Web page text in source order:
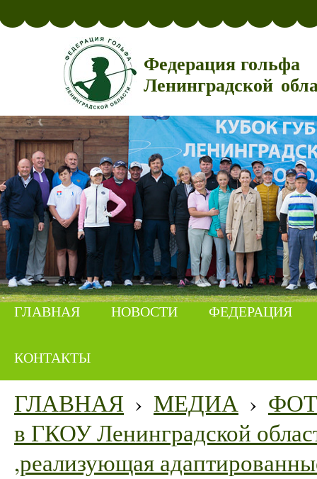
Федерация гольфа
Ленинградской
ГЛАВНАЯ НОВОСТИ ФЕДЕРАЦИЯ
КОНТАКТЫ
ГЛАВНАЯ › МЕДИА ›
в ГКОУ Ленинградской
,реализующая